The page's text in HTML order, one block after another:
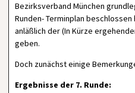
Bezirksverband München
Runden- Terminplan
anläßlich der (In Kürze
geben.
Doch zunächst einige
Ergebnisse der 7. Runde: